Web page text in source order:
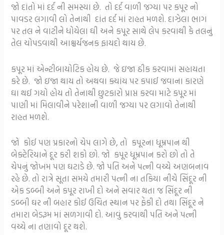
જો દાંતો માં દર્દ ની સમસ્યા છે. તો દર્દ વાળી જગ્યા પર કપૂર નો
પાવડર લગાવી લો તેનાથી દાંત દર્દ માં રાહત મળશે. દાઝેલા ભાગ
પર તલ ને વાટીને ધોયેલા ઘી અને કપૂર સાથે લેપ કરવાથી કે તલનું
તેલ ચોપડવાથી આશ્ચર્યજનક ફાયદો થાય છે.
કપૂર માં એન્ટીબાયોટિક હોય છે. જે ઇજા ઠીક કરવામાં સહાયતા
કરે છે. જો ઇજા થાય તો અથવા ક્યાંય પર કપાઈ જવાના કારણે
ઘા થઈ ગયો હોય તો તેનાથી છુટકારો પ્રાપ્ત કરવા માટે કપૂર માં
પાણી માં મિલાવીને પરેશાની વાળી જગ્યા પર લગાવો તેનાથી
રાહત મળશે.
જો કોઈ પણ પ્રકારનો ચેપ લાગે છે, તો કપૂરના ધૂમ્રપાન થી
બેક્ટેરિયાને દૂર કરી શકો છો. જો કપૂર ધૂમ્રપાન કરો છો તો તે
ચેપનું જોખમ પણ ઘટાડે છે. જો પતિ અને પત્ની વચ્ચે અણબનાવ
રહે છે. તો રાત્રે સૂતા સમયે તમારી પત્ની ના તકિયા નીચે સિંદૂર ની
એક ડબ્બી અને કપૂર રાખી દો અને સવાર થતા જ સિંદૂર ની
ડબ્બી ઘર ની બહાર કોઈ ઉચિત સ્થાન પર ફેંકી દો તથા સિંદૂર ને
તમારા બેડરૂમ માં સળગાવી દો. આવું કરવાથી પતિ અને પત્ની
વચ્ચે ના તણાવો દૂર થશે.